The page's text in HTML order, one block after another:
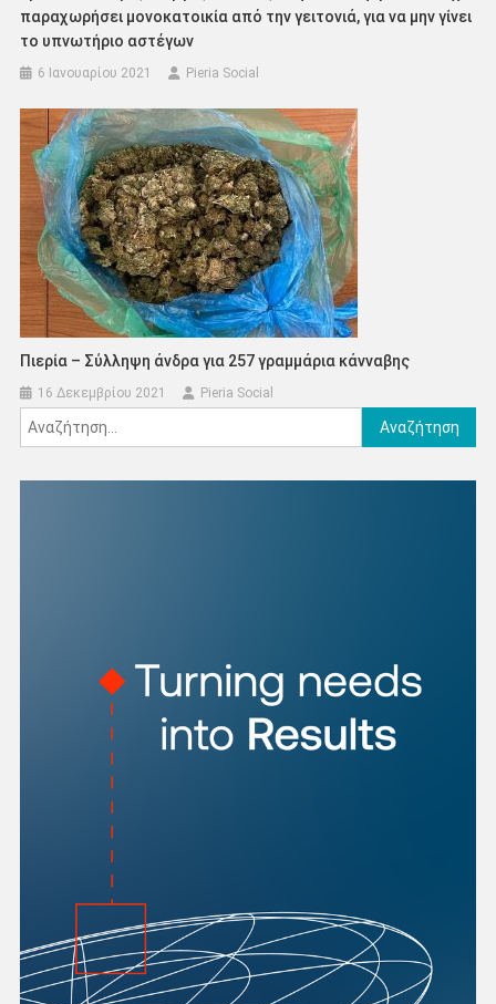
παραχωρήσει μονοκατοικία από την γειτονιά, για να μην γίνει
το υπνωτήριο αστέγων
6 Ιανουαρίου 2021 Pieria Social
Πιερία – Σύλληψη άνδρα για 257 γραμμάρια κάνναβης
16 Δεκεμβρίου 2021 Pieria Social
Αναζήτηση
για: